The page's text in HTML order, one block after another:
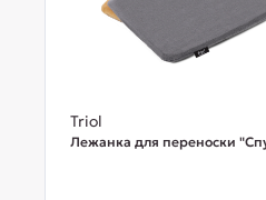
Triol
Лежанка для переноски